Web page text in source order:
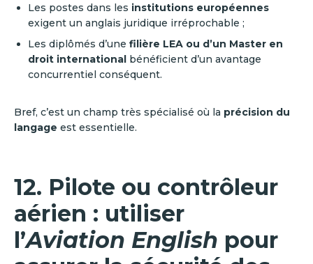
Les postes dans les institutions européennes
exigent un anglais juridique irréprochable ;
Les diplômés d’une filière LEA ou d’un Master en
droit international bénéficient d’un avantage
concurrentiel conséquent.
Bref, c’est un champ très spécialisé où la précision du
langage est essentielle.
12. Pilote ou contrôleur
aérien : utiliser
l’Aviation English pour